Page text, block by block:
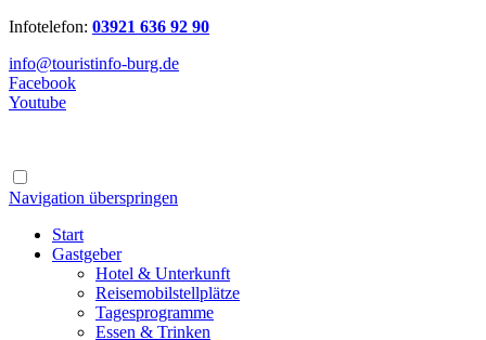
Infotelefon: 03921 636 92 90
info@touristinfo-burg.de
Facebook
Youtube
Navigation überspringen
Start
Gastgeber
Hotel & Unterkunft
Reisemobilstellplätze
Tagesprogramme
Essen & Trinken